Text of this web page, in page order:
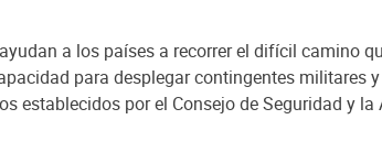
a los países a recorrer el difícil camino
para desplegar contingentes militares
por el Consejo de Seguridad y la